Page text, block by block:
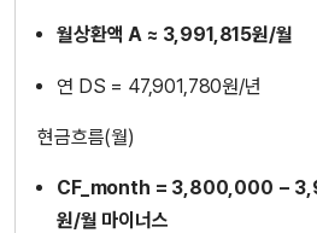
월상환액 A ≈ 3,991,815원/월
연 DS = 47,901,780원/년
현금흐름(월)
CF_month = 3,800,000 −
원/월 마이너스